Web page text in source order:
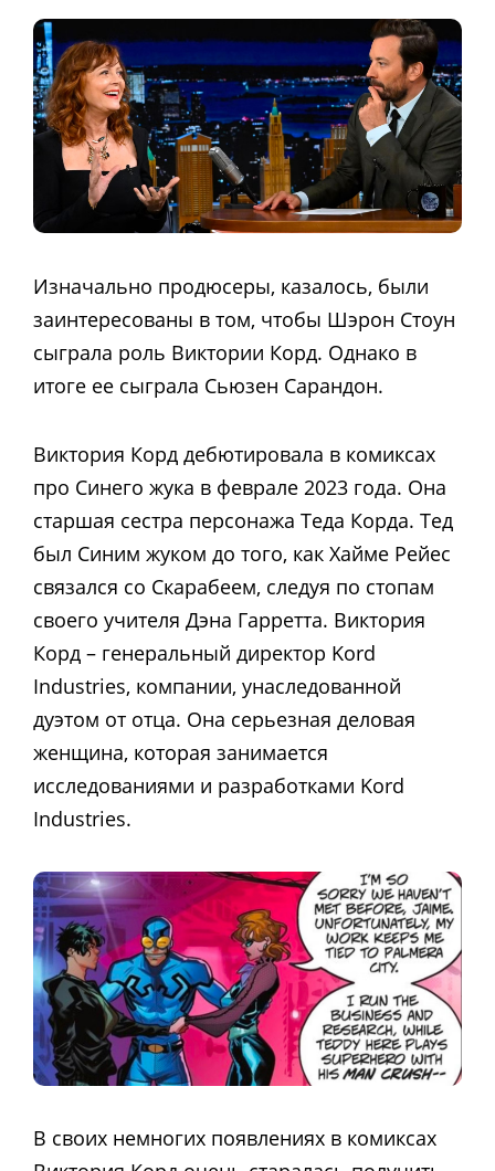
Изначально продюсеры, казалось, были
заинтересованы в том, чтобы Шэрон Стоун
сыграла роль Виктории Корд. Однако в
итоге ее сыграла Сьюзен Сарандон.
Виктория Корд дебютировала в комиксах
про Синего жука в феврале 2023 года. Она
старшая сестра персонажа Теда Корда. Тед
был Синим жуком до того, как Хайме Рейес
связался со Скарабеем, следуя по стопам
своего учителя Дэна Гарретта. Виктория
Корд – генеральный директор Kord
Industries, компании, унаследованной
дуэтом от отца. Она серьезная деловая
женщина, которая занимается
исследованиями и разработками Kord
Industries.
В своих немногих появлениях в комиксах